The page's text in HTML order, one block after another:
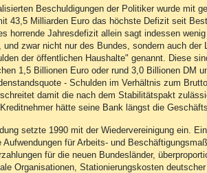
Start
Wer wir sind
Aktuelle Ausgabe
Abonnenten-Login
Abonnent werden
Abo Prämien
Archiv
Mediadaten
und Westpreußen
Bücher
Beschuldigungen der Politiker wurde mit
43,5 Milliarden Euro das höchste Defizit seit
horrende Jahresdefizit allein sagt indessen
zwar nicht nur des Bundes, sondern auch der
der öffentlichen Haushalte" genannt. Diese
1,5 Billionen Euro oder rund 3,0 Billionen DM
- Schulden im Verhältnis zum
damit die nach dem Stabilitätspakt
hätte seine Bank längst die
setzte 1990 mit der Wiedervereinigung ein.
für Arbeits- und
für die neuen Bundesländer,
Organisationen, Stationierungskosten